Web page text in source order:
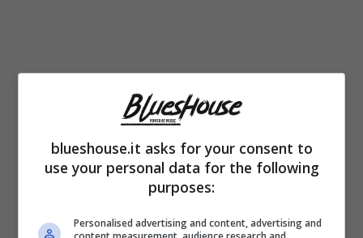
Il settore dei locali di musica live è, quindi,
vivo e fiorente e gli appassionati di jazz e
blueshouse.it asks for your consent to
use your personal data for the following
purposes:
Personalised advertising and content, advertising and